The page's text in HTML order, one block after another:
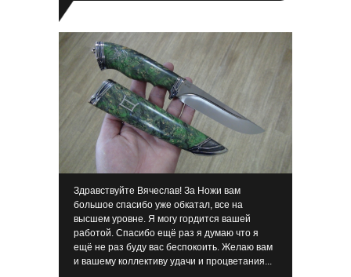
Здравствуйте Вячеслав! За Ножи вам
большое спасибо уже обкатал, все на
высшем уровне. Я могу гордится вашей
работой. Спасибо ещё раз я думаю что я
ещё не раз буду вас беспокоить. Желаю вам
и вашему коллективу удачи и процветания...